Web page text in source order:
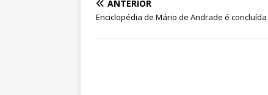
at c k it ai ar
ANTERIOR
Enciclopédia de Mário de Andrade é concluída